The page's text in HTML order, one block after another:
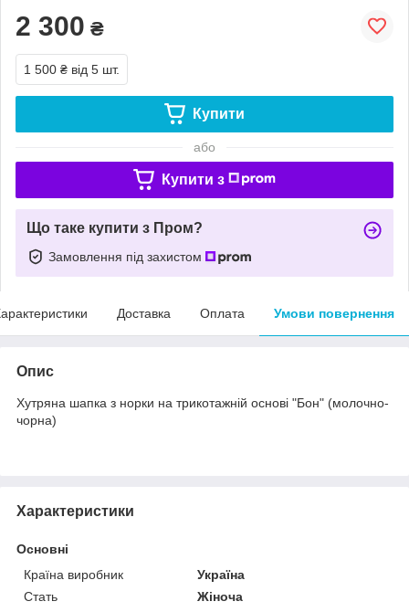
2 300 ₴
1 500 ₴ від 5 шт.
Купити
або
Купити з
Що таке купити з Пром?
Замовлення під захистом
Доставка Оплата Умови повернення
Опис
Хутряна шапка з норки на трикотажній основі "Бон" (молочно-
чорна)
Характеристики
Основні
Країна виробник
Україна
Стать
Жіноча